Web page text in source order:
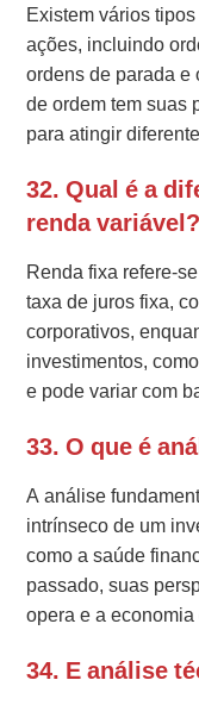
Existem vários
ações, incluindo
ordens de parada
de ordem tem suas
para atingir
32. Qual é a
renda variável?
Renda fixa refere-
taxa de juros fixa,
corporativos,
investimentos,
e pode variar com
33. O que é
A análise
intrínseco de um
como a saúde
passado, suas
opera e a economia
34. E análise